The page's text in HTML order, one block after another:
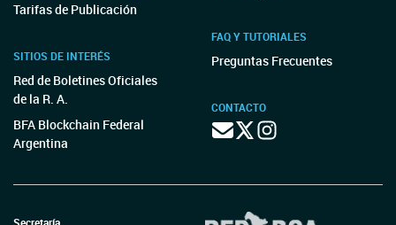
Tarifas de Publicación
SITIOS DE INTERÉS
Red de Boletines Oficiales
de la R. A.
BFA Blockchain Federal
Argentina
FAQ Y TUTORIALES
Preguntas Frecuentes
CONTACTO